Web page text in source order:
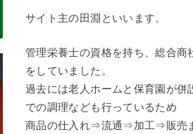
サイト主の田淵といいます。
管理栄養士の資格を持ち、総合商
をしていました。
過去には老人ホームと保育園が併
での調理なども行っているため
商品の仕入れ⇒流通⇒加工⇒販売